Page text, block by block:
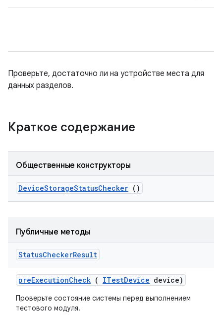
Проверьте, достаточно ли на устройстве места для
данных разделов.
Краткое содержание
Общественные конструкторы
DeviceStorageStatusChecker ()
Публичные методы
StatusCheckerResult
preExecutionCheck ( ITestDevice device)
Проверьте состояние системы перед выполнением
тестового модуля.